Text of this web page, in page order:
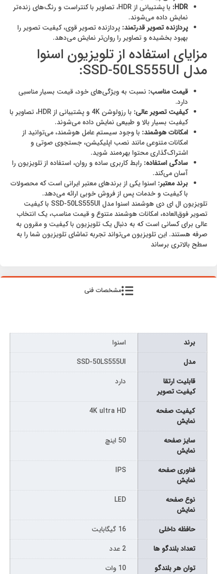
HDR:
با پشتیبانی از HDR، تصاویر با کنتراست و رنگ‌های زنده‌تر
نمایش داده می‌شوند.
پردازنده تصویر قدرتمند: پردازنده تصویر قوی، کیفیت تصویر را
بهبود بخشیده و تصاویر را روان‌تر نمایش می‌دهد.
مزایای استفاده از تلویزیون اسنوا
مدل SSD-50LS555UI:
قیمت مناسب: نسبت به ویژگی‌های خود، قیمت بسیار مناسبی
دارد.
کیفیت تصویر عالی:
با رزولوشن 4K و پشتیبانی از HDR، تصاویر با
کیفیت بسیار بالا و طبیعی نمایش داده می‌شوند.
امکانات هوشمند: با وجود سیستم عامل هوشمند، می‌توانید از
امکانات متنوعی مانند نصب اپلیکیشن، جستجوی صوتی و
اشتراک‌گذاری محتوا بهره‌مند شوید.
سادگی استفاده: رابط کاربری ساده و روان، استفاده از تلویزیون را
آسان می‌کند.
برند معتبر: اسنوا یکی از برندهای معتبر ایرانی است که محصولات
با کیفیت و خدمات پس از فروش خوبی ارائه می‌دهد.
تلویزیون ال ای دی هوشمند اسنوا مدل SSD-50LS555UI با کیفیت
تصویر فوق‌العاده، امکانات هوشمند متنوع و قیمت مناسب، یک انتخاب
عالی برای کسانی است که به دنبال یک تلویزیون با کیفیت و مقرون به
صرفه هستند. این تلویزیون می‌تواند تجربه تماشای تلویزیون شما را به
سطح بالاتری برساند
مشخصات فنی
برند
اسنوا
مدل
SSD-50LS555UI
قابلیت ارتقا
کیفیت تصویر
دارد
كيفيت صفحه
نمايش
4K ultra HD
سايز صفحه
نمايش
50 اینچ
فناوری صفحه
نمایش
IPS
نوع صفحه
نمايش
LED
حافظه داخلی
16 گیگابایت
تعداد بلندگو ها
2 عدد
توان هر بلندگو
10 وات